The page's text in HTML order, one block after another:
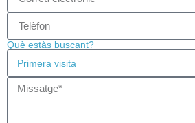
Què estàs buscant?